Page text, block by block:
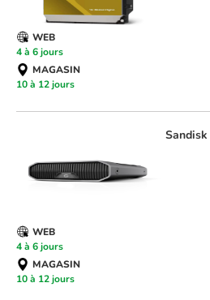
WEB
4 à 6 jours
MAGASIN
10 à 12 jours
Sandisk
WEB
4 à 6 jours
MAGASIN
10 à 12 jours